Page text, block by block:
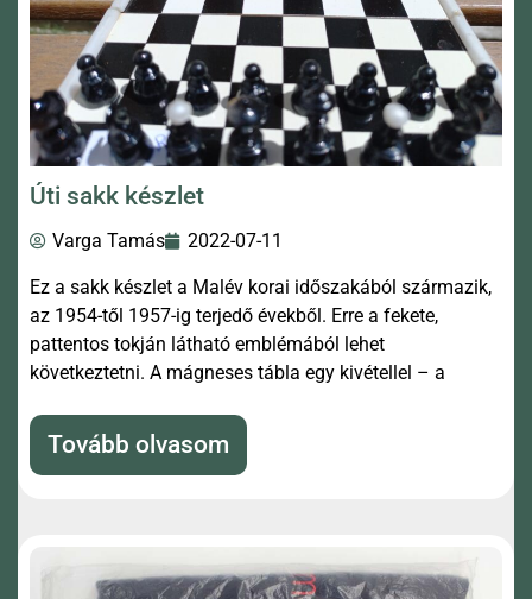
Úti sakk készlet
Varga Tamás 2022-07-11
Ez a sakk készlet a Malév korai időszakából származik,
az 1954-től 1957-ig terjedő évekből. Erre a fekete,
pattentos tokján látható emblémából lehet
következtetni. A mágneses tábla egy kivétellel – a
Tovább olvasom